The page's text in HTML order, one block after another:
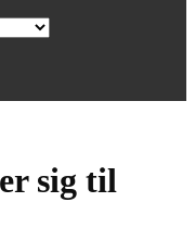
sig til